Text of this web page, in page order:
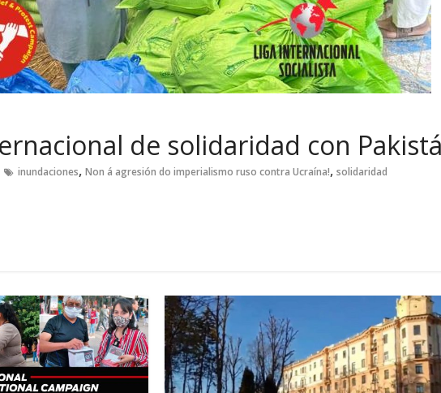
de solidaridad con
inundaciones, Non á agresión do imperialismo ruso contra Ucraína!, solidaridad